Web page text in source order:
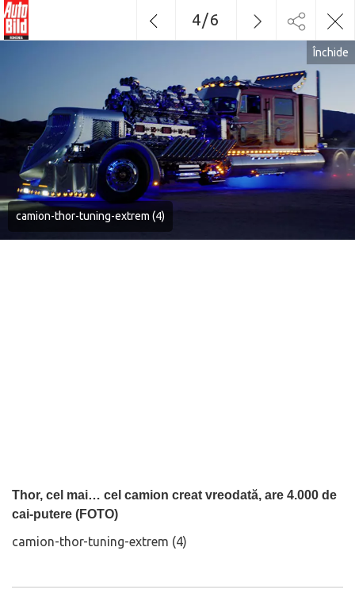
camion-thor-tuning-extrem (4)
Thor, cel mai… cel camion creat vreodată, are 4.000 de
cai-putere (FOTO)
camion-thor-tuning-extrem (4)
Închide
4/6